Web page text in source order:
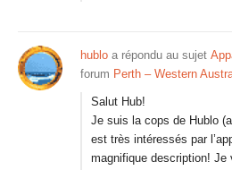
hublo a répondu au sujet
forum Perth – Western
Salut Hub!
Je suis la cops de Hublo
est très intéressés par
magnifique description! Je